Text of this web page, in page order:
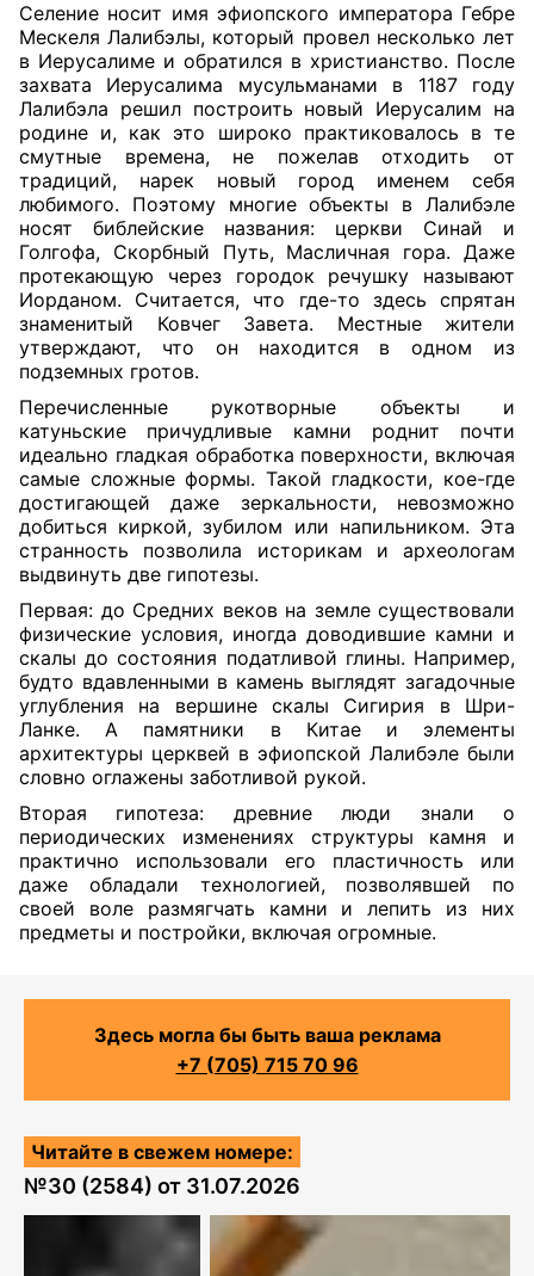
Селение носит имя эфиопского императора Гебре
Мескеля Лалибэлы, который провел несколько лет
в Иерусалиме и обратился в христианство. После
захвата Иерусалима мусульманами в 1187 году
Лалибэла решил построить новый Иерусалим на
родине и, как это широко практиковалось в те
смутные времена, не пожелав отходить от
традиций, нарек новый город именем себя
любимого. Поэтому многие объекты в Лалибэле
носят библейские названия: церкви Синай и
Голгофа, Скорбный Путь, Масличная гора. Даже
протекающую через городок речушку называют
Иорданом. Считается, что где-то здесь спрятан
знаменитый Ковчег Завета. Местные жители
утверждают, что он находится в одном из
подземных гротов.
Перечисленные рукотворные объекты и
катуньские причудливые камни роднит почти
идеально гладкая обработка поверхности, включая
самые сложные формы. Такой гладкости, кое-где
достигающей даже зеркальности, невозможно
добиться киркой, зубилом или напильником. Эта
странность позволила историкам и археологам
выдвинуть две гипотезы.
Первая: до Средних веков на земле существовали
физические условия, иногда доводившие камни и
скалы до состояния податливой глины. Например,
будто вдавленными в камень выглядят загадочные
углубления на вершине скалы Сигирия в Шри-
Ланке. А памятники в Китае и элементы
архитектуры церквей в эфиопской Лалибэле были
словно оглажены заботливой рукой.
Вторая гипотеза: древние люди знали о
периодических изменениях структуры камня и
практично использовали его пластичность или
даже обладали технологией, позволявшей по
своей воле размягчать камни и лепить из них
предметы и постройки, включая огромные.
Здесь могла бы быть ваша реклама
+7 (705) 715 70 96
Читайте в свежем номере:
№30 (2584) от 31.07.2026